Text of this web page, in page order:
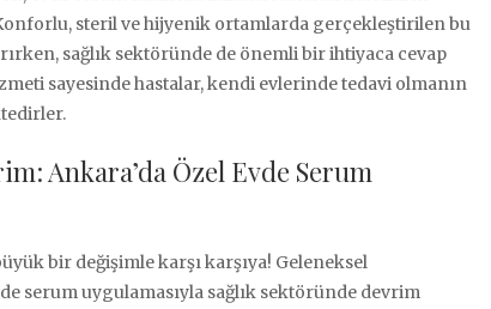
steril ve hijyenik ortamlarda gerçekleştirilen bu
sağlık sektöründe de önemli bir ihtiyaca cevap
sayesinde hastalar, kendi evlerinde tedavi olmanın
Ankara’da Özel Evde Serum
bir değişimle karşı karşıya! Geleneksel
serum uygulamasıyla sağlık sektöründe devrim